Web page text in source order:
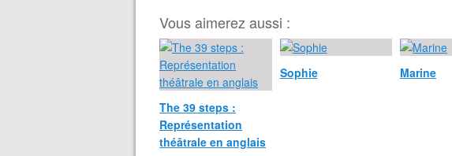
Vous aimerez aussi :
The 39 steps :
Représentation
théâtrale en anglais
Sophie Marine